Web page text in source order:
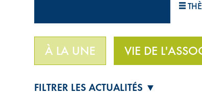
À LA UNE VIE DE
FILTRER LES ACTUALITÉS ▼